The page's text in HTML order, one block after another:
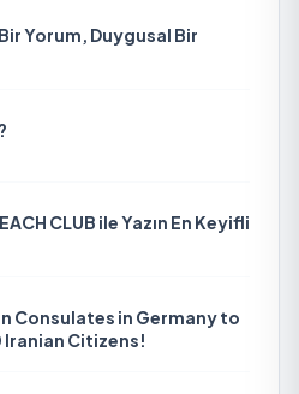
Yorum, Duygusal Bir
CLUB ile Yazın En Keyifli
Consulates in Germany to
Citizens!